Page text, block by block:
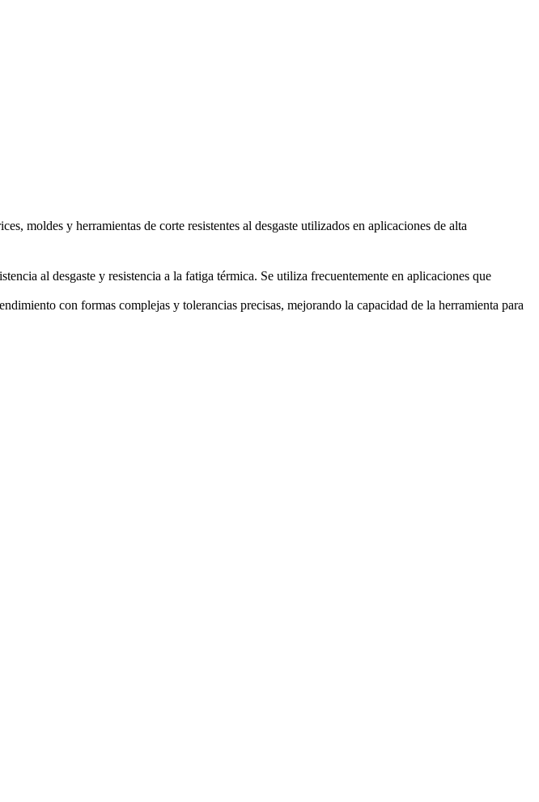
moldes y herramientas de corte resistentes al desgaste utilizados en aplicaciones de alta
al desgaste y resistencia a la fatiga térmica. Se utiliza frecuentemente en aplicaciones que
con formas complejas y tolerancias precisas, mejorando la capacidad de la herramienta para